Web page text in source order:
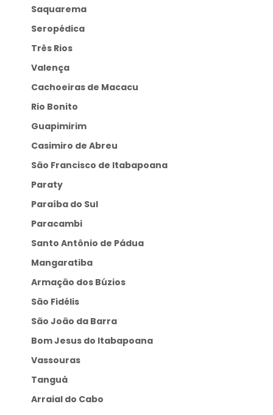
Saquarema
Seropédica
Três Rios
Valença
Cachoeiras de Macacu
Rio Bonito
Guapimirim
Casimiro de Abreu
São Francisco de Itabapoana
Paraty
Paraíba do Sul
Paracambi
Santo Antônio de Pádua
Mangaratiba
Armação dos Búzios
São Fidélis
São João da Barra
Bom Jesus do Itabapoana
Vassouras
Tanguá
Arraial do Cabo